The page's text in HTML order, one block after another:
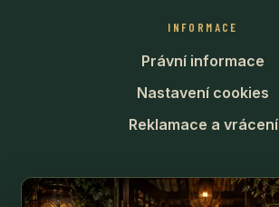
INFORMACE
Právní informace
Nastavení cookies
Reklamace a vrácení